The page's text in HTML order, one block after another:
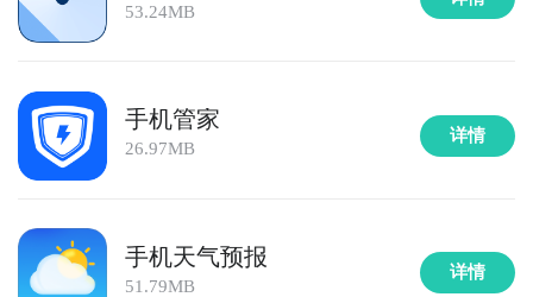
53.24MB
手机管家
26.97MB
详情
手机天气预报
51.79MB
详情